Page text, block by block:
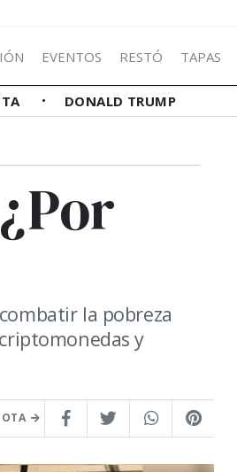
EVENTOS RESTÓ TAPAS
DONALD TRUMP
la pobreza
y